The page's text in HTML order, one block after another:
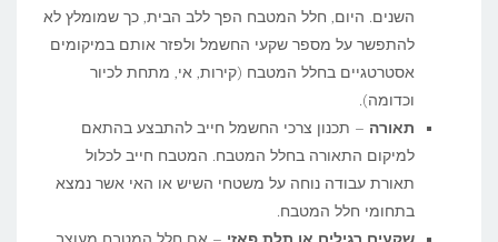
השנים. היום, חלל המטבח הפך ללב הבית, כך שמומלץ לא
להתפשר על מספר שקעי החשמל ולפזר אותם במיקומים
אסטרטגיים בחלל המטבח (קירות, אי, מתחת לכיור
וכדומה).
תאורה – תכנון צרכי החשמל חייב להתבצע בהתאם
למיקום התאורה בחלל המטבח. המטבח חייב לכלול
תאורת עבודה נוחה על משטחי השיש או האי אשר נמצא
בתחומי חלל המטבח.